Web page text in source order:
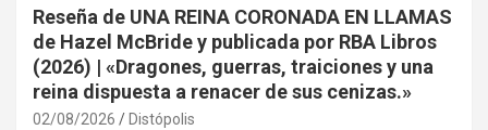
Reseña de UNA REINA CORONADA EN LLAMAS
de Hazel McBride y publicada por RBA Libros
(2026) | «Dragones, guerras, traiciones y una
reina dispuesta a renacer de sus cenizas.»
02/08/2026 Distópolis